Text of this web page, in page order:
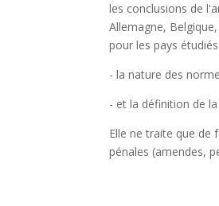
les conclusions de
Allemagne,
pour les pays
- la nature des
- et la définition de
Elle ne traite que de
pénales (amendes,